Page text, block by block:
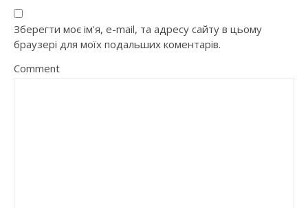
Зберегти моє ім'я, e-mail, та адресу сайту в цьому
браузері для моїх подальших коментарів.
Comment